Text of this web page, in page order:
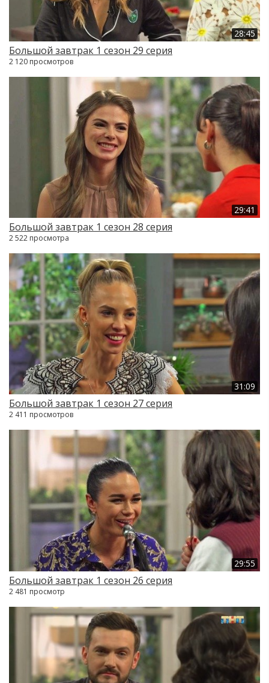
28:45
Большой завтрак 1 сезон 29 серия
2 120 просмотров
29:41
Большой завтрак 1 сезон 28 серия
2 522 просмотра
31:09
Большой завтрак 1 сезон 27 серия
2 411 просмотров
29:55
Большой завтрак 1 сезон 26 серия
2 481 просмотр